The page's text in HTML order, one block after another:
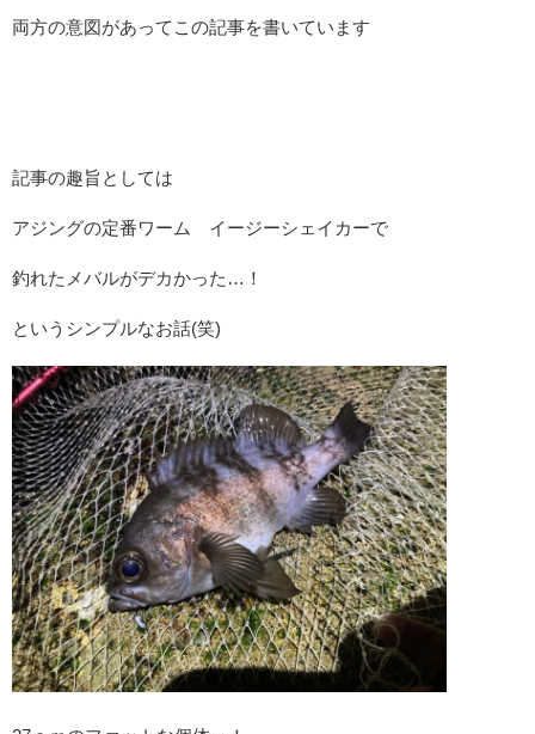
両方の意図があってこの記事を書いています
記事の趣旨としては
アジングの定番ワーム イージーシェイカーで
釣れたメバルがデカかった…！
というシンプルなお話(笑)